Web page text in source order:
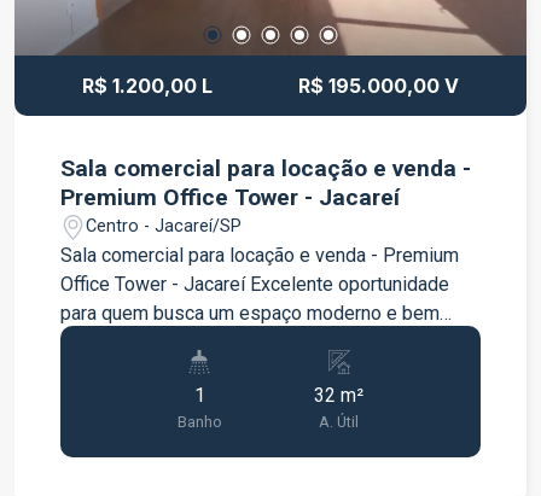
oportunidade. Entre em contato para mais
informações e agende uma visita!
R$ 1.200,00 L R$ 195.000,00 V
Sala comercial para locação e venda -
Premium Office Tower - Jacareí
Centro - Jacareí/SP
Sala comercial para locação e venda - Premium
Office Tower - Jacareí Excelente oportunidade
para quem busca um espaço moderno e bem
localizado para instalar sua empresa ou investir.
A sala comercial está situada no Premium Office
Tower, um empreendimento com estrutura
voltada para o ambiente corporativo, oferecendo
praticidade, conforto e uma excelente
1
Banho
32 m²
A. Útil